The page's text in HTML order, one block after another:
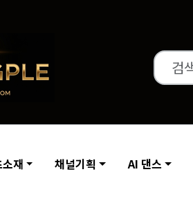
재 채널기획 AI 댄스